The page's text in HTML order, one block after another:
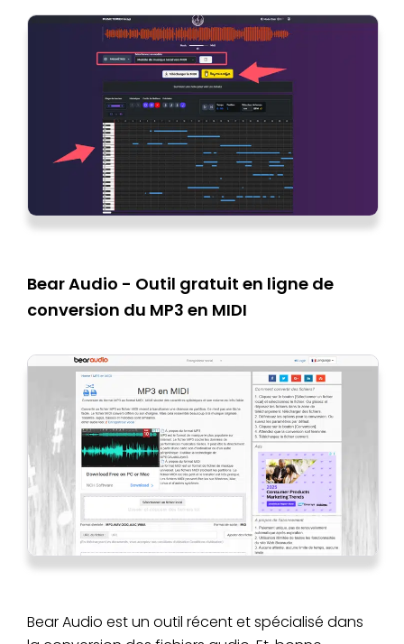
Bear Audio - Outil gratuit en ligne de
conversion du MP3 en MIDI
Bear Audio est un outil récent et spécialisé dans